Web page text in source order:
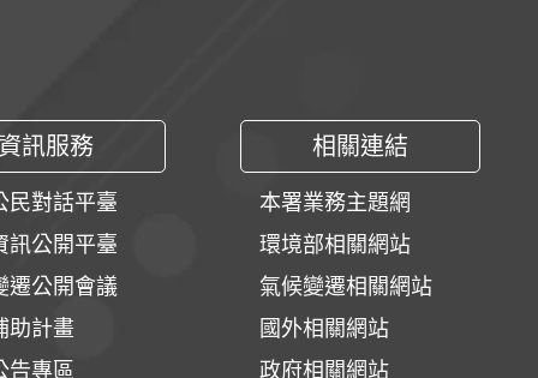
資訊服務
民對話平臺
訊公開平臺
遷公開會議
助計畫
告專區
相關連結
本署業務主題網
環境部相關網站
氣候變遷相關網站
國外相關網站
政府相關網站